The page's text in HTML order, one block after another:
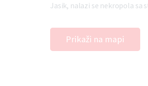
Jasik, nalazi se nekropola sa
Prikaži na mapi